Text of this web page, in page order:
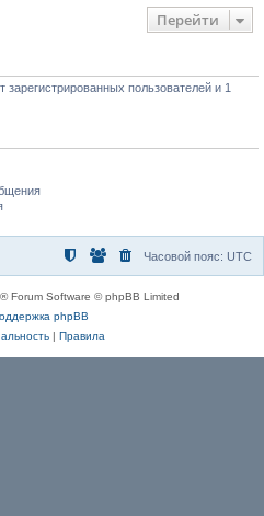
Перейти
пользователей и 1
Часовой пояс: UTC
® Forum Software © phpBB Limited
phpBB
| Правила